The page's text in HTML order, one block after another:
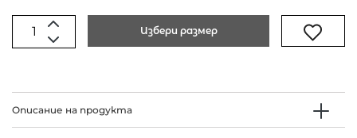
Избери размер
Описание на продукта